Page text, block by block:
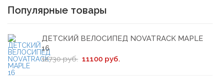
Популярные товары
ДЕТСКИЙ ВЕЛОСИПЕД NOVATRACK MAPLE
16
12730 руб. 11100 руб.